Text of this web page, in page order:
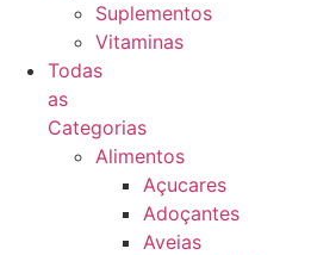
Suplementos
Vitaminas
Todas
as
Categorias
Alimentos
Açucares
Adoçantes
Aveias